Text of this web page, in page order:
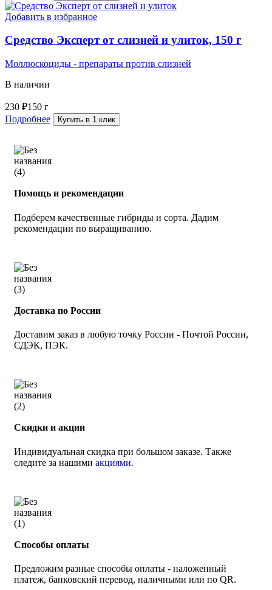
Добавить в избранное
Средство Эксперт от слизней и улиток, 150 г
Моллюскоциды - препараты против слизней
В наличии
230 ₽150 г
Подробнее
Купить в 1 клик
Помощь и рекомендации
Подберем качественные гибриды и сорта. Дадим
рекомендации по выращиванию.
Доставка по России
Доставим заказ в любую точку России - Почтой России,
СДЭК, ПЭК.
Скидки и акции
Индивидуальная скидка при большом заказе. Также
следите за нашими акциями.
Способы оплаты
Предложим разные способы оплаты - наложенный
платеж, банковский перевод, наличными или по QR.